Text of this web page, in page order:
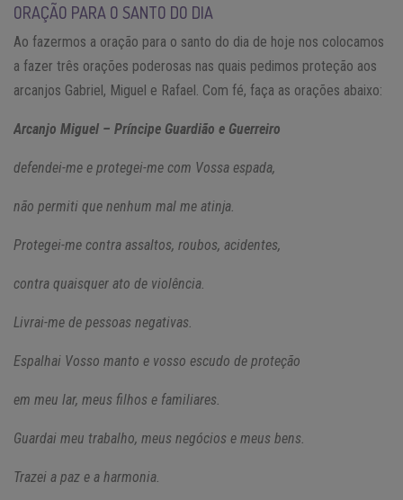
ORAÇÃO PARA O SANTO DO DIA
Ao fazermos a oração para o santo do dia de hoje nos colocamos
a fazer três orações poderosas nas quais pedimos proteção aos
arcanjos Gabriel, Miguel e Rafael. Com fé, faça as orações abaixo:
Arcanjo Miguel – Príncipe Guardião e Guerreiro
defendei-me e protegei-me com Vossa espada,
não permiti que nenhum mal me atinja.
Protegei-me contra assaltos, roubos, acidentes,
contra quaisquer ato de violência.
Livrai-me de pessoas negativas.
Espalhai Vosso manto e vosso escudo de proteção
em meu lar, meus filhos e familiares.
Guardai meu trabalho, meus negócios e meus bens.
Trazei a paz e a harmonia.